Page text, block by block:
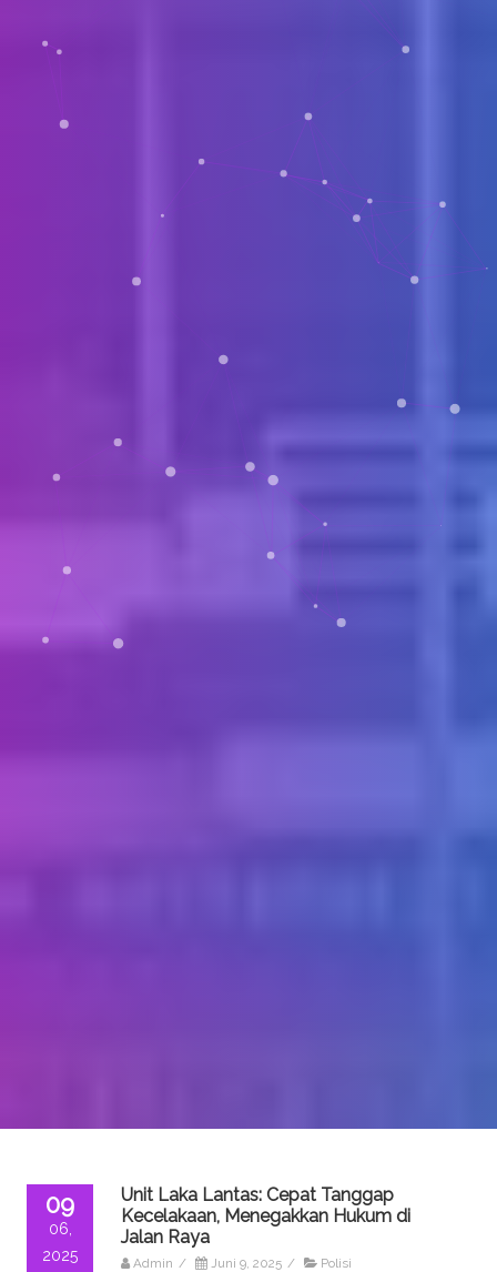
09
06,
2025
Unit Laka Lantas: Cepat Tanggap
Kecelakaan, Menegakkan Hukum di
Jalan Raya
Admin / Juni 9, 2025 / Polisi